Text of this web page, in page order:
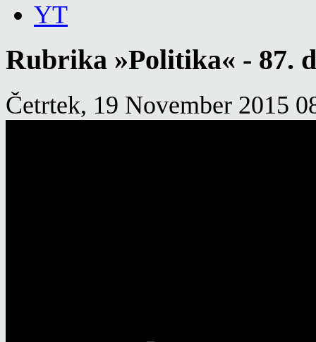
YT
Rubrika »Politika« - 87.
Četrtek, 19 November 2015